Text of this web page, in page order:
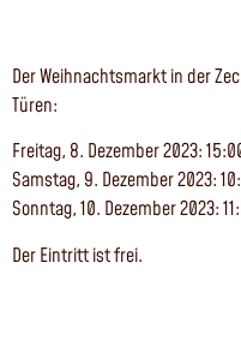
Der Weihnachtsmarkt in der
Türen:
Freitag, 8. Dezember 2023:
Samstag, 9. Dezember 2023:
Sonntag, 10. Dezember 2023:
Der Eintritt ist frei.